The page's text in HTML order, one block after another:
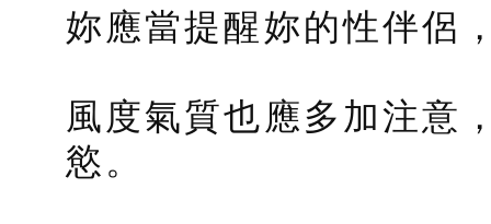
妳應當提醒妳的性伴侶
風度氣質也應多加注意
慾。